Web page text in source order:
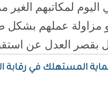
اليوم لمكاتبهم
مزاولة عملهم بشكل
بقصر العدل عن
حماية المستهلك في رقابة